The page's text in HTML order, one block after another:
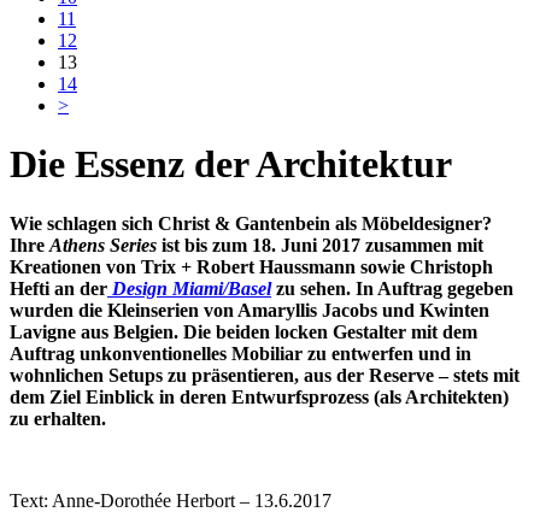
11
12
13
14
>
Die Essenz der Architektur
Wie schlagen sich Christ & Gantenbein als Möbeldesigner?
Ihre Athens Series ist bis zum 18. Juni 2017 zusammen mit
Kreationen von Trix + Robert Haussmann sowie Christoph
Hefti an der Design Miami/Baselzu sehen. In Auftrag gegeben
wurden die Kleinserien von Amaryllis Jacobs und Kwinten
Lavigne aus Belgien. Die beiden locken Gestalter mit dem
Auftrag unkonventionelles Mobiliar zu entwerfen und in
wohnlichen Setups zu präsentieren, aus der Reserve – stets mit
dem Ziel Einblick in deren Entwurfsprozess (als Architekten)
zu erhalten.
Text: Anne-Dorothée Herbort – 13.6.2017